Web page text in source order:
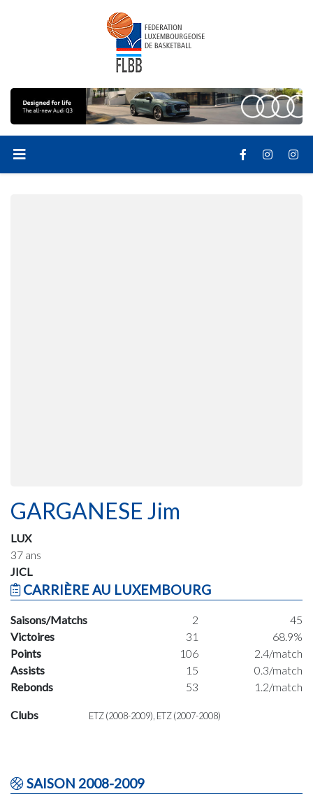
GARGANESE Jim
LUX
37 ans
JICL
CARRIÈRE AU LUXEMBOURG
Saisons/Matchs 2
45
Victoires
31
68.9%
Points
106
2.4/match
Assists
15
0.3/match
Rebonds
53 1.2/match
Clubs ETZ (2008-2009), ETZ (2007-2008)
SAISON 2008-2009